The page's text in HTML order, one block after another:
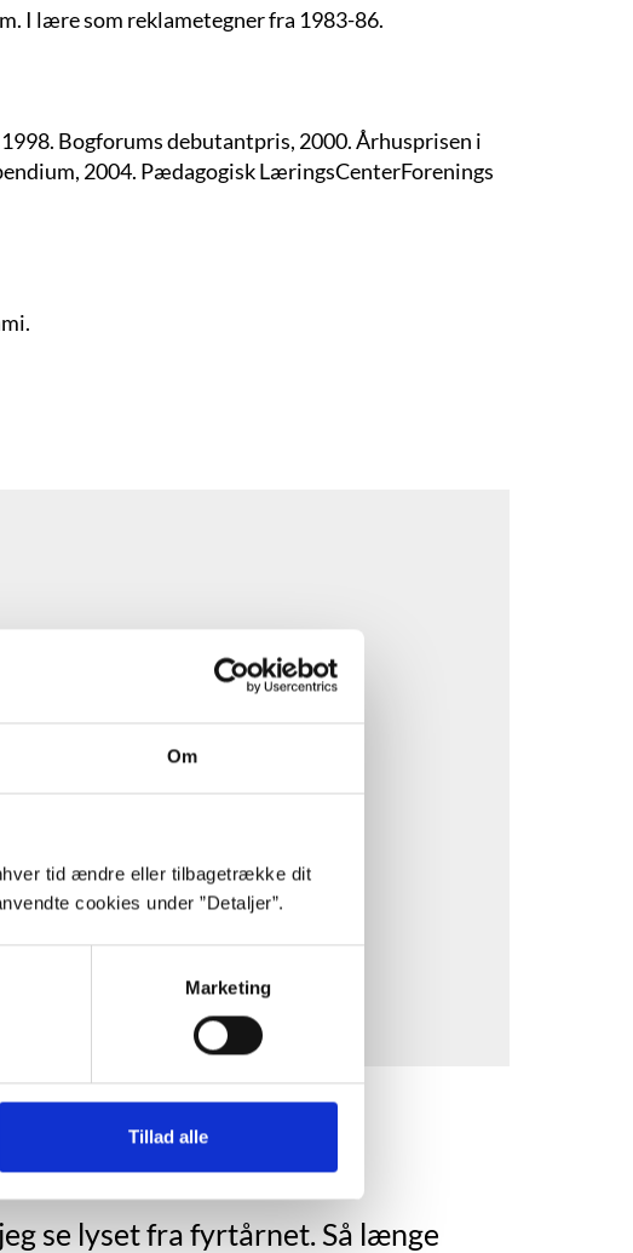
Om
tid ændre eller tilbagetrække dit
cookies under ”Detaljer”.
Marketing
Tillad alle
I lære som reklametegner fra 1983-86.
Bogforums debutantpris, 2000. Århusprisen i
2004. Pædagogisk LæringsCenterForenings
statistik- og marketing-cookies.
af en tredjepart.
alle"
se lyset fra fyrtårnet. Så længe